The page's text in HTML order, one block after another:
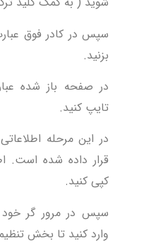
بزنید.
تایپ کنید.
کپی کنید.
وارد کنید تا بخش